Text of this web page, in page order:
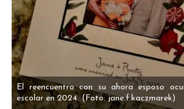
El reencuentro con su ahora esposo
escolar en 2024. (Foto: jane.f.kaczmarek)